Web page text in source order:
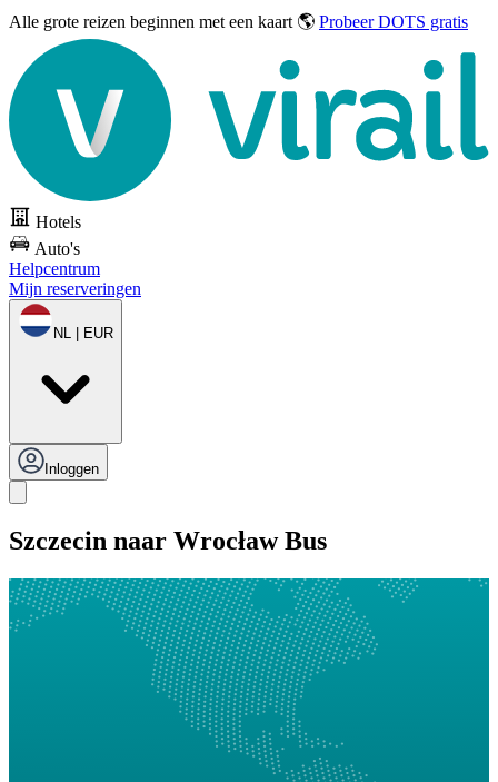
Alle grote reizen beginnen met een kaart 🌎 Probeer DOTS gratis
Hotels
Auto's
Helpcentrum
Mijn reserveringen
NL | EUR
Inloggen
Szczecin naar Wrocław Bus